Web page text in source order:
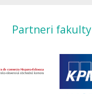
Partneri fakulty